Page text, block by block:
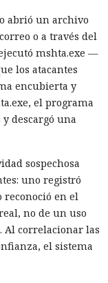
abrió un archivo
o a través del
mshta.exe —
los atacantes
encubierta y
el programa
descargó una
sospechosa
uno registró
en el
no de un uso
Al correlacionar las
el sistema